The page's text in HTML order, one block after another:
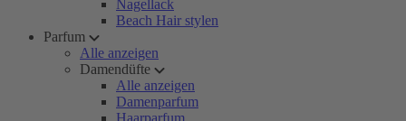
Nagellack
Beach Hair stylen
Parfum
Alle anzeigen
Damendüfte
Alle anzeigen
Damenparfum
Haarparfum